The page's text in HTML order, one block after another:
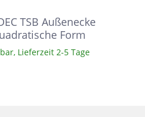
TSB Außenecke
Form
Lieferzeit 2-5 Tage